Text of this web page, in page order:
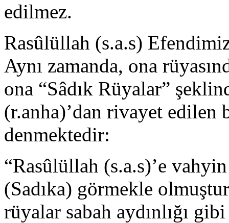
edilmez.
Rasûlüllah (s.a.s)
Aynı zamanda, ona
ona “Sâdık Rüyalar”
(r.anha)’dan rivayet
denmektedir:
“Rasûlüllah (s.a.s)’e
(Sadıka) görmekle
rüyalar sabah aydınlığı